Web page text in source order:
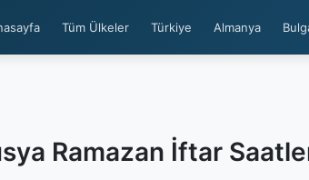
Tüm Ülkeler Türkiye Almanya
Ramazan İftar